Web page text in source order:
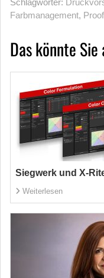
Schlagwörter:
Farbmanagement, Proof
Das könnte
Siegwerk und X-
Weiterlesen